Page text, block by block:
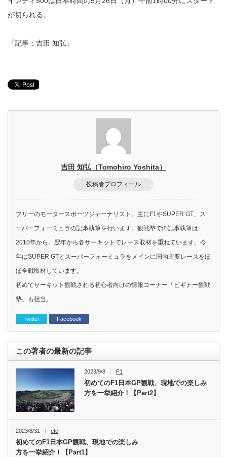
が切られる。
『記事：吉田 知弘』
吉田 知弘（Tomohiro Yoshita）
投稿者プロフィール
フリーのモータースポーツジャーナリスト。主にF1やSUPER GT、ス
ーパーフォーミュラの記事執筆を行います。観戦塾での記事執筆は
2010年から。翌年から各サーキットでレース取材を重ねています。今
年はSUPER GTとスーパーフォーミュラをメインに国内主要レースをほ
ぼ全戦取材しています。
初めてサーキット観戦される初心者向けの情報コーナー「ビギナー観戦
塾」も担当。
Twitter Facebook
この著者の最新の記事
2023/9/8 F1
初めてのF1日本GP観戦、現地での楽しみ
方を一挙紹介！【Part2】
2023/8/31 etc
初めてのF1日本GP観戦、現地での楽しみ
方を一挙紹介！【Part1】